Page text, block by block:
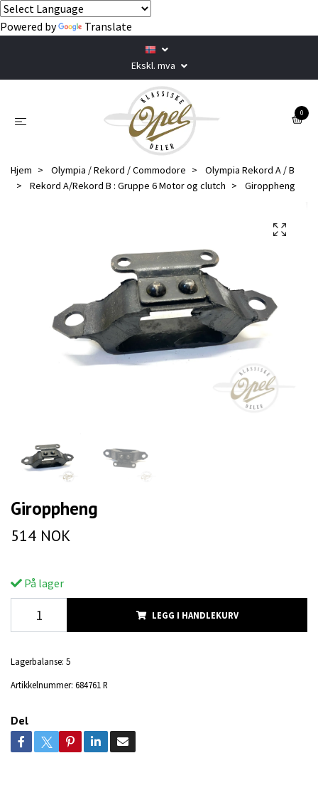
Powered by Translate
Ekskl. mva
0
Hjem Olympia / Rekord / Commodore
Olympia Rekord A / B
Rekord A/Rekord B : Gruppe 6 Motor og clutch
Giroppheng
Giroppheng
514 NOK
På lager
LEGG I HANDLEKURV
Lagerbalanse: 5
Artikkelnummer: 684761 R
Del